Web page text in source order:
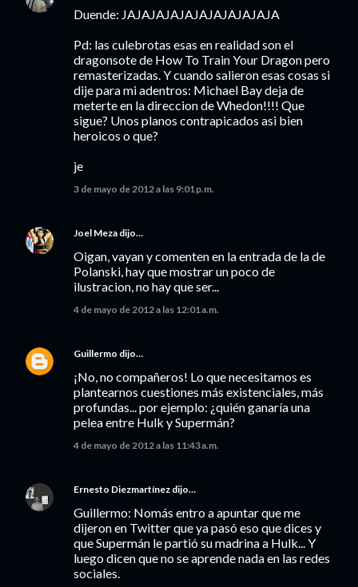
Duende: JAJAJAJAJAJAJAJAJAJAJA
Pd: las culebrotas esas en realidad son el
dragonsote de How To Train Your Dragon pero
remasterizadas. Y cuando salieron esas cosas si
dije para mi adentros: Michael Bay deja de
meterte en la direccion de Whedon!!!! Que
sigue? Unos planos contrapicados asi bien
heroicos o que?
je
3 de mayo de 2012 a las 9:01 p.m.
Joel Meza dijo…
Oigan, vayan y comenten en la entrada de la de
Polanski, hay que mostrar un poco de
ilustracion, no hay que ser...
4 de mayo de 2012 a las 12:01 a.m.
Guillermo dijo…
¡No, no compañeros! Lo que necesitamos es
plantearnos cuestiones más existenciales, más
profundas... por ejemplo: ¿quién ganaría una
pelea entre Hulk y Supermán?
4 de mayo de 2012 a las 11:43 a.m.
Ernesto Diezmartínez dijo…
Guillermo: Nomás entro a apuntar que me
dijeron en Twitter que ya pasó eso que dices y
que Supermán le partió su madrina a Hulk... Y
luego dicen que no se aprende nada en las redes
sociales.